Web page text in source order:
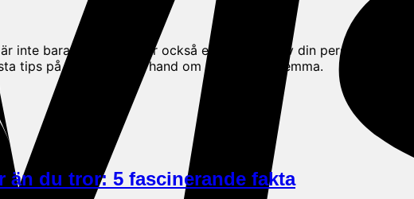
inte bara lyxigt – det är också en viktig del av din personliga
tips på hur du kan ta hand om dina naglar hemma.
än du tror: 5 fascinerande fakta